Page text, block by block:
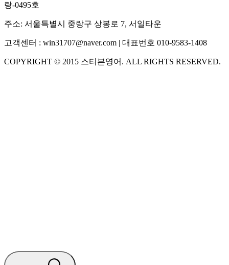
랑-0495호
주소: 서울특별시 중랑구 상봉로 7, 서일타운
고객센터 : win31707@naver.com | 대표번호 010-9583-1408
COPYRIGHT © 2015 스티븐영어 . ALL RIGHTS RESERVED.